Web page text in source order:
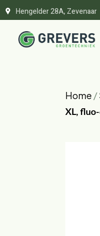
Hengelder 28A, Zevenaar
Home /
XL,